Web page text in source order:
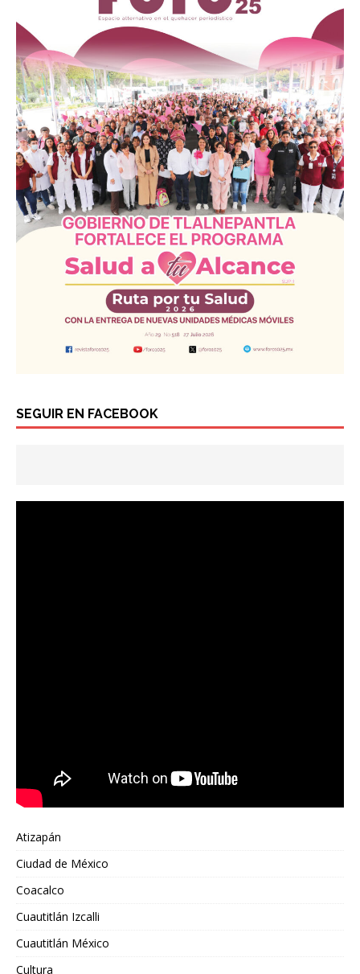
SEGUIR EN FACEBOOK
Atizapán
Ciudad de México
Coacalco
Cuautitlán Izcalli
Cuautitlán México
Cultura